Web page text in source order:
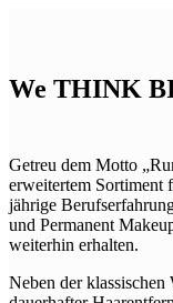
We THINK
Getreu dem Motto
erweitertem Sortiment
jährige
und Permanent
weiterhin erhalten.
Neben der